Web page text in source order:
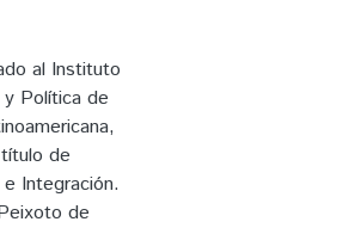
al Instituto
Política de
de
Integración.
de